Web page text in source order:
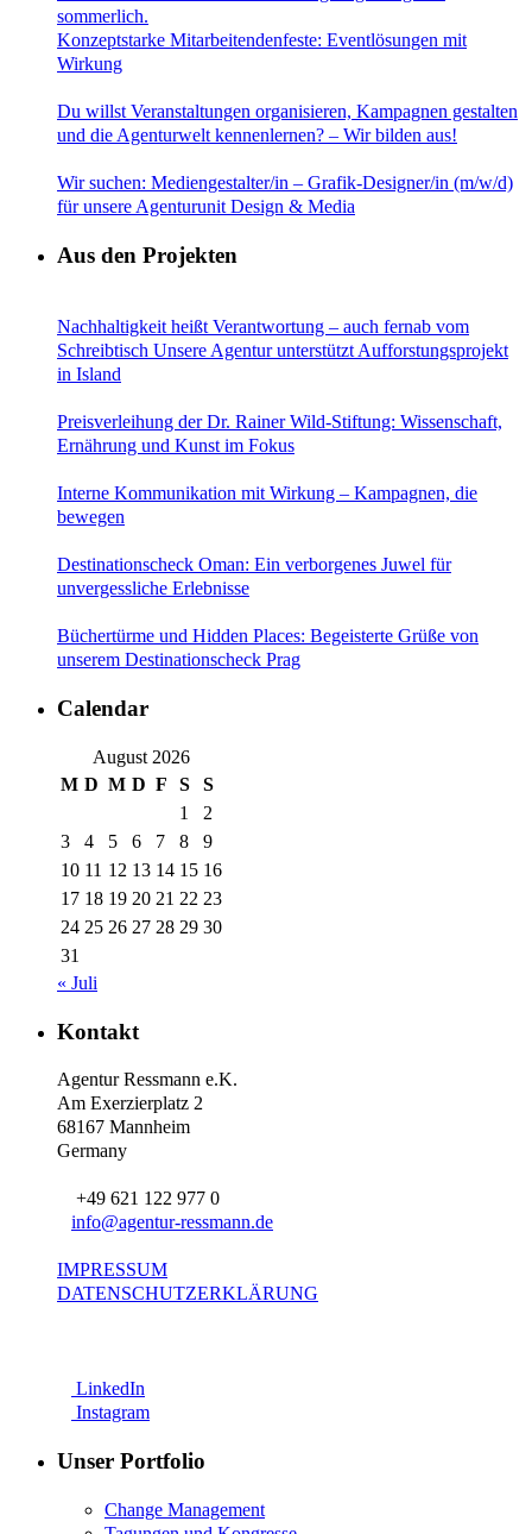
Konzeptstarke Mitarbeitendenfeste: Eventlösungen mit
Wirkung
Du willst Veranstaltungen organisieren, Kampagnen gestalten
und die Agenturwelt kennenlernen? – Wir bilden aus!
Wir suchen: Mediengestalter/in – Grafik-Designer/in (m/w/d)
für unsere Agenturunit Design & Media
Aus den Projekten
Nachhaltigkeit heißt Verantwortung – auch fernab vom
Schreibtisch Unsere Agentur unterstützt Aufforstungsprojekt
in Island
Preisverleihung der Dr. Rainer Wild-Stiftung: Wissenschaft,
Ernährung und Kunst im Fokus
Interne Kommunikation mit Wirkung – Kampagnen, die
bewegen
Destinationscheck Oman: Ein verborgenes Juwel für
unvergessliche Erlebnisse
Büchertürme und Hidden Places: Begeisterte Grüße von
unserem Destinationscheck Prag
Calendar
August 2026
M D M D F S
S
1
2
3
4 5 6 7 8
9
10 11 12 13 14 15 16
17 18 19 20 21 22 23
24 25 26 27 28 29 30
31
« Juli
Kontakt
Agentur Ressmann e.K.
Am Exerzierplatz 2
68167 Mannheim
Germany
+49 621 122 977 0
info@agentur-ressmann.de
IMPRESSUM
DATENSCHUTZERKLÄRUNG
LinkedIn
Instagram
Unser Portfolio
Change Management